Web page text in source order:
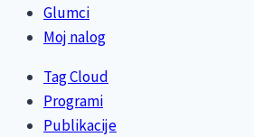
Glumci
Moj nalog
Tag Cloud
Programi
Publikacije